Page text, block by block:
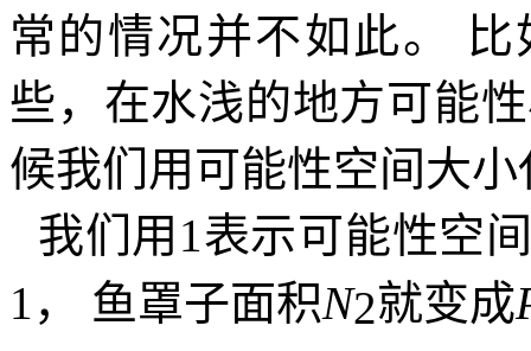
常的情况并不如此。
些，在水浅的地方可能
候我们用可能性空间大
我们用 1表示可能性空
1 ， 鱼罩子面积N2就变成